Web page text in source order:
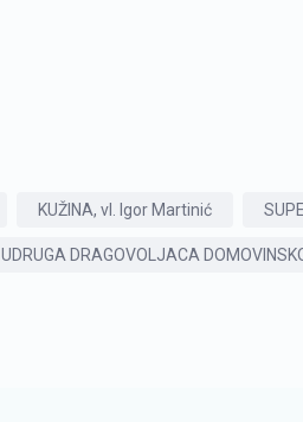
KUŽINA, vl. Igor Martinić
UDRUGA DRAGOVOLJACA